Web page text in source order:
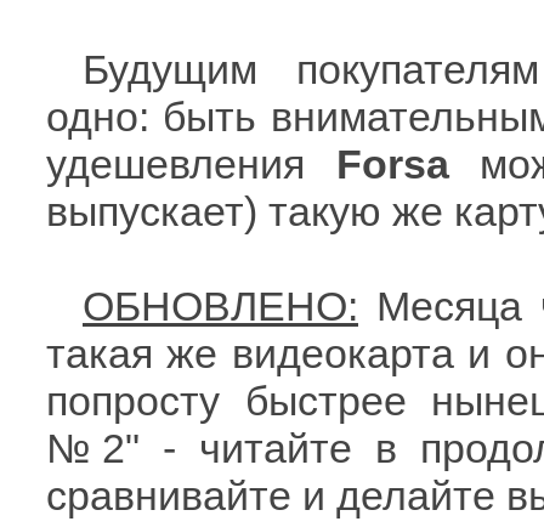
Будущим
одно: быть
удешевления Forsa
выпускает) такую же
ОБНОВЛЕНО: Месяца
такая же видеокарта и
попросту быстрее
№2" - читайте в
сравнивайте и делайте